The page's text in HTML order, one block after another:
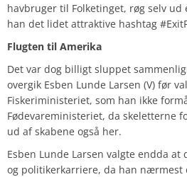
havbruger til Folketinget, røg selv ud
han det lidet attraktive hashtag
Flugten til Amerika
Det var dog billigt sluppet
overgik Esben Lunde Larsen (V) før
Fiskeriministeriet, som han ikke
Fødevareministeriet, da skeletterne
ud af skabene også her.
Esben Lunde Larsen valgte endda
og politikerkarriere, da han nærmest